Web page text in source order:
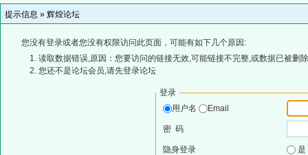
提示信息 » 辉煌论坛
您没有登录或者您没有权限访问此页面，可能有如下几个原因:
读取数据错误,原因：您要访问的链接无效,可能链接不完整,或数据已被删
您还不是论坛会员,请先登录论坛
登录
用户名
Email
密 码
隐身登录